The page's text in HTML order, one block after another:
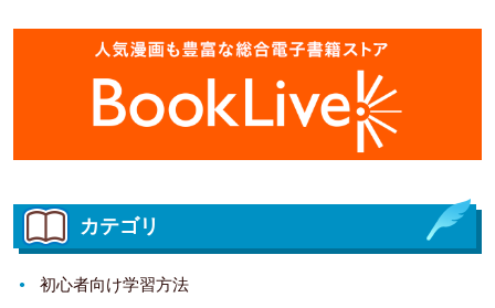
カテゴリ
初心者向け学習方法